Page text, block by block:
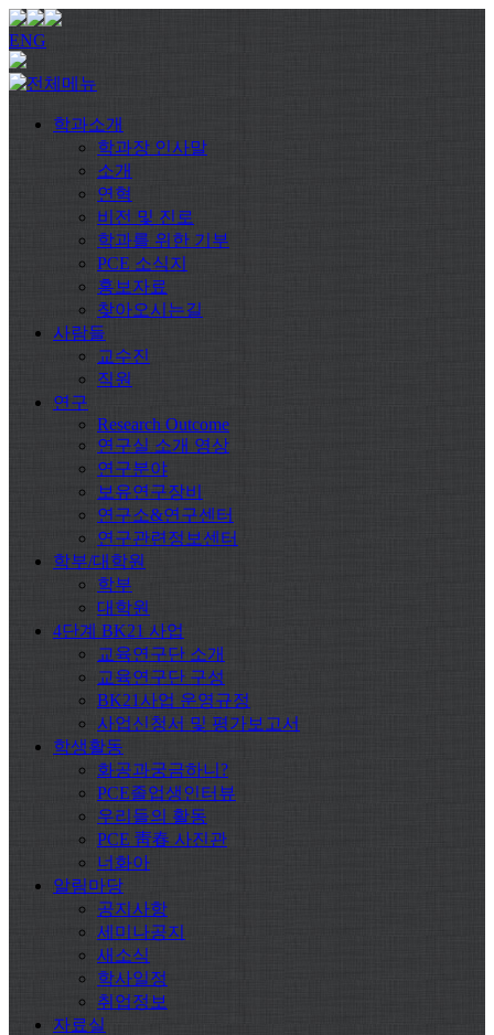
ENG
학과소개
학과장 인사말
소개
연혁
비전 및 진로
학과를 위한 기부
PCE 소식지
홍보자료
찾아오시는길
사람들
교수진
직원
연구
Research Outcome
연구실 소개 영상
연구분야
보유연구장비
연구소&연구센터
연구관련정보센터
학부/대학원
학부
대학원
4단계 BK21 사업
교육연구단 소개
교육연구단 구성
BK21사업 운영규정
사업신청서 및 평가보고서
학생활동
화공과궁금하니?
PCE졸업생인터뷰
우리들의 활동
PCE 靑春 사진관
너화아
알림마당
공지사항
세미나공지
새소식
학사일정
취업정보
자료실